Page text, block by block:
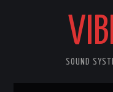
SOUND